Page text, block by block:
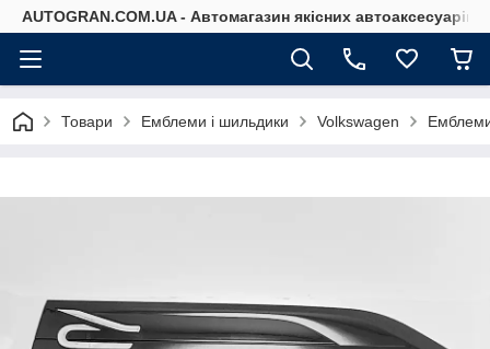
AUTOGRAN.COM.UA - Автомагазин якісних автоаксесуарів
Товари Емблеми і шильдики Volkswagen